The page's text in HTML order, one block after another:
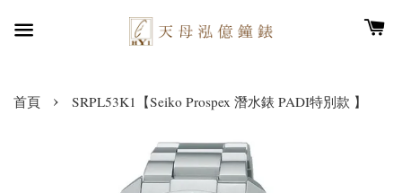
首頁 › SRPL53K1【Seiko Prospex 潛水錶 PADI特別款 】